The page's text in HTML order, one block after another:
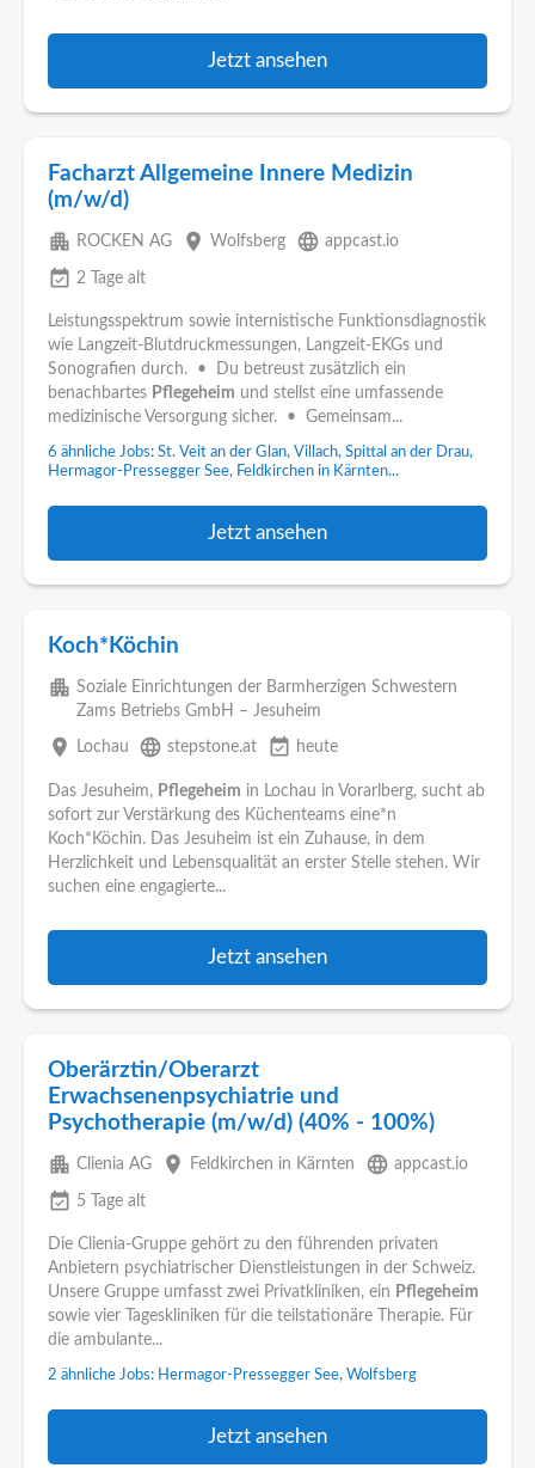
Jetzt ansehen
Facharzt Allgemeine Innere Medizin
(m/w/d)
apartment ROCKEN AG place Wolfsberg language appcast.io
event_available 2 Tage alt
Leistungsspektrum sowie internistische Funktionsdiagnostik
wie Langzeit-Blutdruckmessungen, Langzeit-EKGs und
Sonografien durch. • Du betreust zusätzlich ein
benachbartes Pflegeheim und stellst eine umfassende
medizinische Versorgung sicher. • Gemeinsam...
6 ähnliche Jobs: St. Veit an der Glan, Villach, Spittal an der Drau,
Hermagor-Pressegger See, Feldkirchen in Kärnten...
Jetzt ansehen
Koch*Köchin
apartment Soziale Einrichtungen der Barmherzigen Schwestern
Zams Betriebs GmbH – Jesuheim
place Lochau language stepstone.at event_available heute
Das Jesuheim, Pflegeheim in Lochau in Vorarlberg, sucht ab
sofort zur Verstärkung des Küchenteams eine*n
Koch*Köchin. Das Jesuheim ist ein Zuhause, in dem
Herzlichkeit und Lebensqualität an erster Stelle stehen. Wir
suchen eine engagierte...
Jetzt ansehen
Oberärztin/Oberarzt
Erwachsenenpsychiatrie und
Psychotherapie (m/w/d) (40% - 100%)
apartment Clienia AG place Feldkirchen in Kärnten language appcast.io
event_available 5 Tage alt
Die Clienia-Gruppe gehört zu den führenden privaten
Anbietern psychiatrischer Dienstleistungen in der Schweiz.
Unsere Gruppe umfasst zwei Privatkliniken, ein Pflegeheim
sowie vier Tageskliniken für die teilstationäre Therapie. Für
die ambulante...
2 ähnliche Jobs: Hermagor-Pressegger See, Wolfsberg
Jetzt ansehen